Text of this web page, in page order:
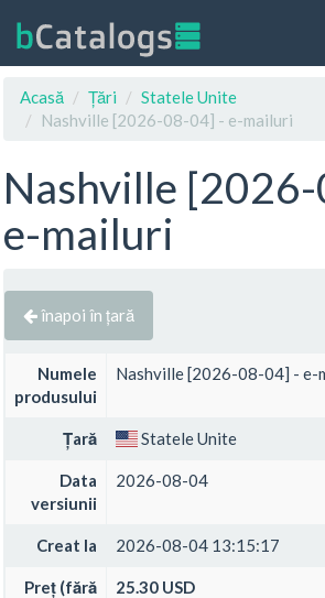
Acasă
Țări
Statele Unite
Nashville [2026-08-04] - e-mailuri
Nashville
e-mailuri
înapoi în țară
Numele
produsului
Nashville [2026-08-04] - e-
Țară Statele Unite
Data
versiunii
2026-08-04
Creat la 2026-08-04 13:15:17
Preț (fără
25.30 USD